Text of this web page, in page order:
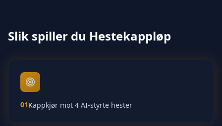
Slik spiller du Hestekappløp
01Kappkjør mot 4 AI-styrte hester